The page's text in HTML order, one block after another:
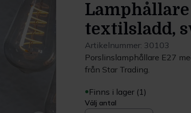
Lamphållare
textilsladd,
Artikelnummer: 30103
Porslinslamphållare E27
från Star Trading.
Finns i lager (1)
Välj antal